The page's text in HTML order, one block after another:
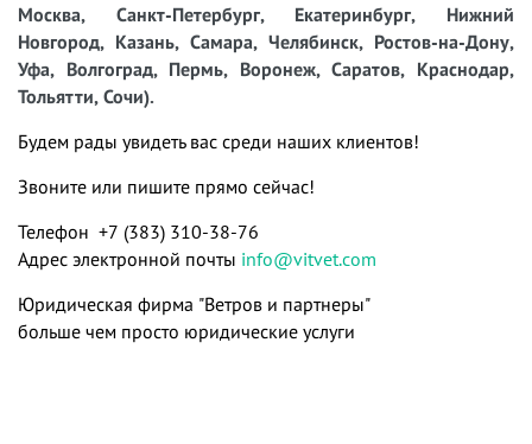
Москва, Санкт-Петербург, Екатеринбург, Нижний
Новгород, Казань, Самара, Челябинск, Ростов-на-Дону,
Уфа, Волгоград, Пермь, Воронеж, Саратов, Краснодар,
Тольятти, Сочи).
Будем рады увидеть вас среди наших клиентов!
Звоните или пишите прямо сейчас!
Телефон +7 (383) 310-38-76
Адрес электронной почты info@vitvet.com
Юридическая фирма "Ветров и партнеры"
больше чем просто юридические услуги